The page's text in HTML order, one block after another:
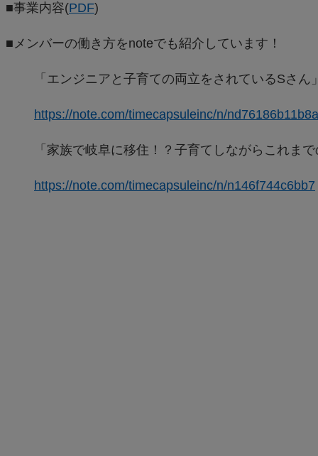
■事業内容(PDF)
■メンバーの働き方をnoteでも紹介しています！
「エンジニアと子育ての両立をされているSさん
https://note.com/timecapsuleinc/n/nd76186b11b8a
「家族で岐阜に移住！？子育てしながらこれま
https://note.com/timecapsuleinc/n/n146f744c6bb7